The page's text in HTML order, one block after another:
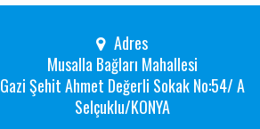
Adres
Musalla Bağları Mahallesi
Gazi Şehit Ahmet Değerli Sokak No:54/ A
Selçuklu/KONYA